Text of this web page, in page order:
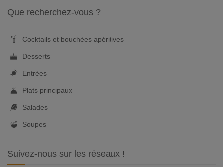
Que recherchez-vous ?
Cocktails et bouchées apéritives
Desserts
Entrées
Plats principaux
Salades
Soupes
Suivez-nous sur les réseaux !